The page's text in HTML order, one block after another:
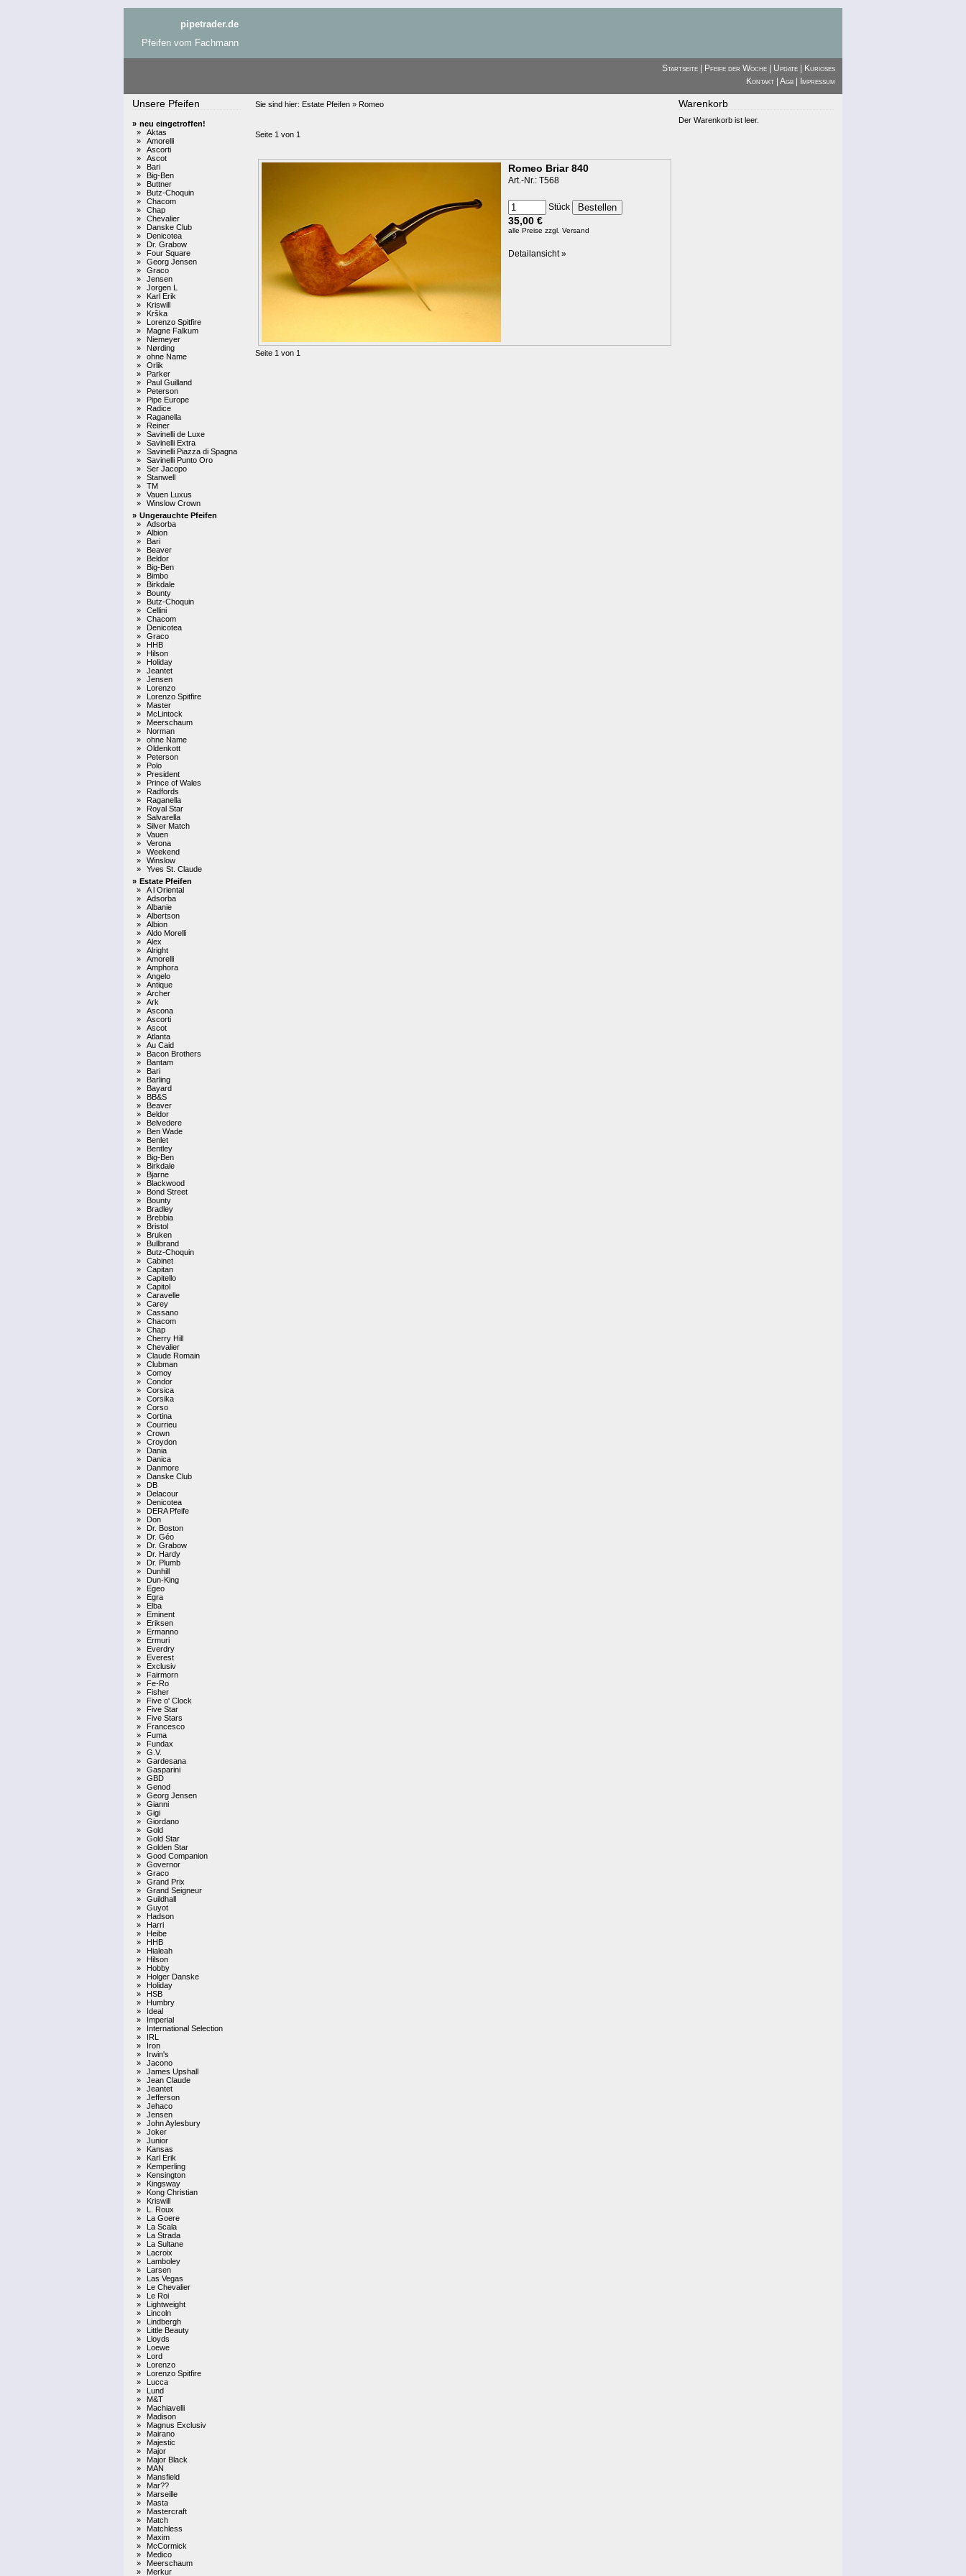
pipetrader.de
Pfeifen vom Fachmann
Startseite | Pfeife der Woche | Update | Kurioses
Kontakt | Agb | Impressum
Unsere Pfeifen
» neu eingetroffen!
»
Aktas
»
Amorelli
»
Ascorti
»
Ascot
»
Bari
»
Big-Ben
»
Buttner
»
Butz-Choquin
»
Chacom
»
Chap
»
Chevalier
»
Danske Club
»
Denicotea
»
Dr. Grabow
»
Four Square
»
Georg Jensen
»
Graco
»
Jensen
»
Jorgen L
»
Karl Erik
»
Kriswill
»
Krška
»
Lorenzo Spitfire
»
Magne Falkum
»
Niemeyer
»
Nørding
»
ohne Name
»
Orlik
»
Parker
»
Paul Guilland
»
Peterson
»
Pipe Europe
»
Radice
»
Raganella
»
Reiner
»
Savinelli de Luxe
»
Savinelli Extra
»
Savinelli Piazza di Spagna
»
Savinelli Punto Oro
»
Ser Jacopo
»
Stanwell
»
TM
»
Vauen Luxus
»
Winslow Crown
» Ungerauchte Pfeifen
»
Adsorba
»
Albion
»
Bari
»
Beaver
»
Beldor
»
Big-Ben
»
Bimbo
»
Birkdale
»
Bounty
»
Butz-Choquin
»
Cellini
»
Chacom
»
Denicotea
»
Graco
»
HHB
»
Hilson
»
Holiday
»
Jeantet
»
Jensen
»
Lorenzo
»
Lorenzo Spitfire
»
Master
»
McLintock
»
Meerschaum
»
Norman
»
ohne Name
»
Oldenkott
»
Peterson
»
Polo
»
President
»
Prince of Wales
»
Radfords
»
Raganella
»
Royal Star
»
Salvarella
»
Silver Match
»
Vauen
»
Verona
»
Weekend
»
Winslow
»
Yves St. Claude
» Estate Pfeifen
»
A l Oriental
»
Adsorba
»
Albanie
»
Albertson
»
Albion
»
Aldo Morelli
»
Alex
»
Alright
»
Amorelli
»
Amphora
»
Angelo
»
Antique
»
Archer
»
Ark
»
Ascona
»
Ascorti
»
Ascot
»
Atlanta
»
Au Caid
»
Bacon Brothers
»
Bantam
»
Bari
»
Barling
»
Bayard
»
BB&S
»
Beaver
»
Beldor
»
Belvedere
»
Ben Wade
»
Benlet
»
Bentley
»
Big-Ben
»
Birkdale
»
Bjarne
»
Blackwood
»
Bond Street
»
Bounty
»
Bradley
»
Brebbia
»
Bristol
»
Bruken
»
Bullbrand
»
Butz-Choquin
»
Cabinet
»
Capitan
»
Capitello
»
Capitol
»
Caravelle
»
Carey
»
Cassano
»
Chacom
»
Chap
»
Cherry Hill
»
Chevalier
»
Claude Romain
»
Clubman
»
Comoy
»
Condor
»
Corsica
»
Corsika
»
Corso
»
Cortina
»
Courrieu
»
Crown
»
Croydon
»
Dania
»
Danica
»
Danmore
»
Danske Club
»
DB
»
Delacour
»
Denicotea
»
DERA Pfeife
»
Don
»
Dr. Boston
»
Dr. Géo
»
Dr. Grabow
»
Dr. Hardy
»
Dr. Plumb
»
Dunhill
»
Dun-King
»
Egeo
»
Egra
»
Elba
»
Eminent
»
Eriksen
»
Ermanno
»
Ermuri
»
Everdry
»
Everest
»
Exclusiv
»
Fairmorn
»
Fe-Ro
»
Fisher
»
Five o' Clock
»
Five Star
»
Five Stars
»
Francesco
»
Fuma
»
Fundax
»
G.V.
»
Gardesana
»
Gasparini
»
GBD
»
Genod
»
Georg Jensen
»
Gianni
»
Gigi
»
Giordano
»
Gold
»
Gold Star
»
Golden Star
»
Good Companion
»
Governor
»
Graco
»
Grand Prix
»
Grand Seigneur
»
Guildhall
»
Guyot
»
Hadson
»
Harri
»
Heibe
»
HHB
»
Hialeah
»
Hilson
»
Hobby
»
Holger Danske
»
Holiday
»
HSB
»
Humbry
»
Ideal
»
Imperial
»
International Selection
»
IRL
»
Iron
»
Irwin's
»
Jacono
»
James Upshall
»
Jean Claude
»
Jeantet
»
Jefferson
»
Jehaco
»
Jensen
»
John Aylesbury
»
Joker
»
Junior
»
Kansas
»
Karl Erik
»
Kemperling
»
Kensington
»
Kingsway
»
Kong Christian
»
Kriswill
»
L. Roux
»
La Goere
»
La Scala
»
La Strada
»
La Sultane
»
Lacroix
»
Lamboley
»
Larsen
»
Las Vegas
»
Le Chevalier
»
Le Roi
»
Lightweight
»
Lincoln
»
Lindbergh
»
Little Beauty
»
Lloyds
»
Loewe
»
Lord
»
Lorenzo
»
Lorenzo Spitfire
»
Lucca
»
Lund
»
M&T
»
Machiavelli
»
Madison
»
Magnus Exclusiv
»
Mairano
»
Majestic
»
Major
»
Major Black
»
MAN
»
Mansfield
»
Mar??
»
Marseille
»
Masta
»
Mastercraft
»
Match
»
Matchless
»
Maxim
»
McCormick
»
Medico
»
Meerschaum
»
Merkur
Sie sind hier: Estate Pfeifen » Romeo
Seite 1 von 1
Romeo Briar 840
Art.-Nr.: T568
Stück
35,00 €
alle Preisezzgl. Versand
Detailansicht »
Seite 1 von 1
Warenkorb
Der Warenkorb ist leer.